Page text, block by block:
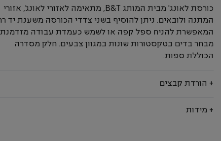
כורסת לאונג' מבית המותג B&T, מתאימה לאזורי לאונג', אזורי
המתנה ולובאים. ניתן להוסיף בשני צדדי הכורסה משענת יד
המאפשרת להניח ספל קפה או לשמש כעמדת עבודה
מבחר בדים בטקסטורות שונות במגוון צבעים. חלק מסדרה
הכוללת ספות.
+ הורדת קבצים
+ מידות